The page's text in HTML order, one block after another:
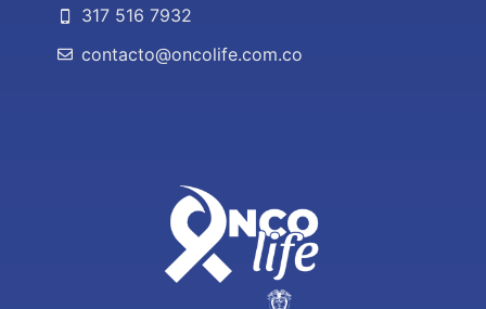
317 516 7932
contacto@oncolife.com.co